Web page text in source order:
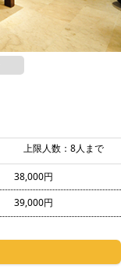
上限人数：8人まで
38,000円
39,000円